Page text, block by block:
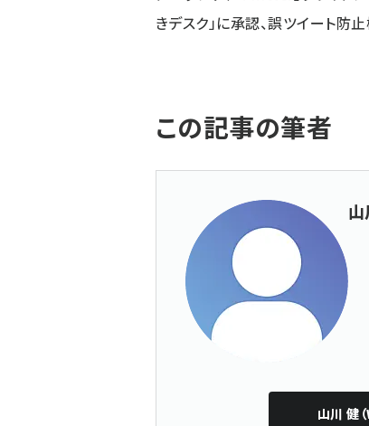
きデスク」に承認、誤ツイート防
この記事の筆者
山
山川 健